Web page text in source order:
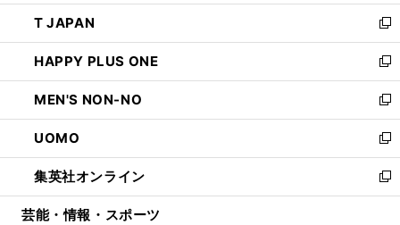
開
く
ウ
で
開
く
ン
ド
ウ
で
開
く
ウ
ィ
ン
ド
ウ
で
開
く
し
い
ウ
ィ
ン
ド
ウ
で
開
く
T JAPAN
新
し
い
ウ
ィ
ン
ド
ウ
で
開
HAPPY PLUS ONE
新
し
い
ウ
ィ
ン
ド
ウ
MEN'S NON-NO
新
し
い
ウ
ィ
ン
UOMO
新
し
い
ウ
集英社オンライン
新
し
芸能・情報・スポーツ